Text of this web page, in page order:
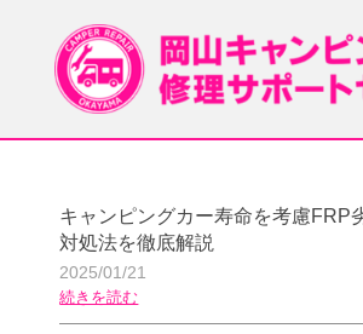
キャンピングカー寿命を考慮FRP
対処法を徹底解説
2025/01/21
続きを読む